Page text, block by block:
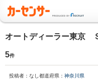
オートディーラー東京
5件
投稿者：なし 都道府県： 神奈川県